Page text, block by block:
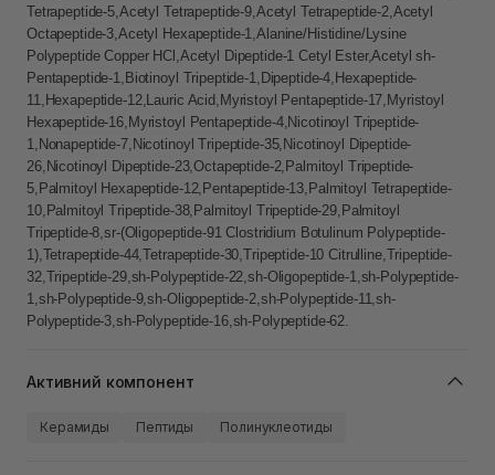
Tetrapeptide-5,Acetyl Tetrapeptide-9,Acetyl Tetrapeptide-2,Acetyl
Octapeptide-3,Acetyl Hexapeptide-1,Alanine/Histidine/Lysine
Polypeptide Copper HCl,Acetyl Dipeptide-1 Cetyl Ester,Acetyl sh-
Pentapeptide-1,Biotinoyl Tripeptide-1,Dipeptide-4,Hexapeptide-
11,Hexapeptide-12,Lauric Acid,Myristoyl Pentapeptide-17,Myristoyl
Hexapeptide-16,Myristoyl Pentapeptide-4,Nicotinoyl Tripeptide-
1,Nonapeptide-7,Nicotinoyl Tripeptide-35,Nicotinoyl Dipeptide-
26,Nicotinoyl Dipeptide-23,Octapeptide-2,Palmitoyl Tripeptide-
5,Palmitoyl Hexapeptide-12,Pentapeptide-13,Palmitoyl Tetrapeptide-
10,Palmitoyl Tripeptide-38,Palmitoyl Tripeptide-29,Palmitoyl
Tripeptide-8,sr-(Oligopeptide-91 Clostridium Botulinum Polypeptide-
1),Tetrapeptide-44,Tetrapeptide-30,Tripeptide-10 Citrulline,Tripeptide-
32,Tripeptide-29,sh-Polypeptide-22,sh-Oligopeptide-1,sh-Polypeptide-
1,sh-Polypeptide-9,sh-Oligopeptide-2,sh-Polypeptide-11,sh-
Polypeptide-3,sh-Polypeptide-16,sh-Polypeptide-62.
Активний компонент
Керамиды Пептиды Полинуклеотиды